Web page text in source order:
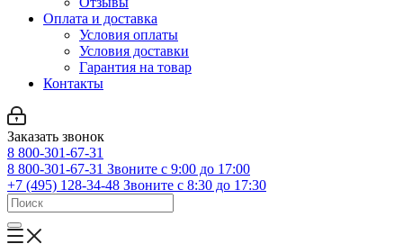
Оплата и доставка
Условия оплаты
Условия доставки
Гарантия на товар
Контакты
Заказать звонок
8 800-301-67-31
8 800-301-67-31 Звоните с 9:00 до 17:00
+7 (495) 128-34-48 Звоните с 8:30 до 17:30